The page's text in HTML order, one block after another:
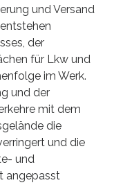
und Versand
der
für Lkw und
im Werk.
und der
mit dem
die
und die
und
angepasst